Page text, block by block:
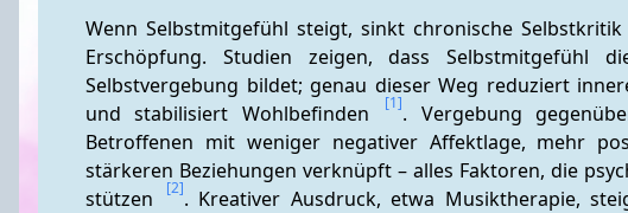
Wenn Selbstmitgefühl steigt, sinkt chronische
Erschöpfung. Studien zeigen, dass Selbstmitgefühl
Selbstvergebung bildet; genau dieser Weg reduziert
und stabilisiert Wohlbefinden
[1]. Vergebung
Betroffenen mit weniger negativer Affektlage, mehr
stärkeren Beziehungen verknüpft – alles Faktoren, die
stützen
[2]. Kreativer Ausdruck, etwa Musiktherapie,